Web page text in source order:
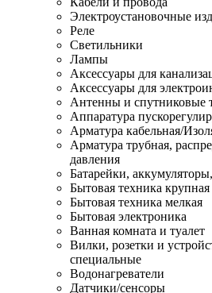
Электроустановочные
Реле
Светильники
Лампы
Аксессуары для
Аксессуары для
Антенны и спутниковые
Аппаратура
Арматура кабельная/
Арматура трубная,
давления
Батарейки,
Бытовая техника крупная
Бытовая техника мелкая
Бытовая электроника
Ванная комната и туалет
Вилки, розетки и
специальные
Водонагреватели
Датчики/сенсоры